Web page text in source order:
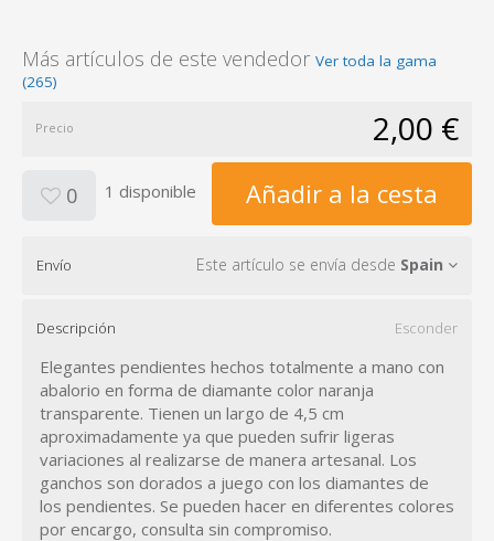
Más artículos de este vendedor Ver toda la gama
(265)
Precio 2,00 €
0 1 disponible Añadir a la cesta
Envío Este artículo se envía desde Spain
Descripción Esconder
Elegantes pendientes hechos totalmente a mano con
abalorio en forma de diamante color naranja
transparente. Tienen un largo de 4,5 cm
aproximadamente ya que pueden sufrir ligeras
variaciones al realizarse de manera artesanal. Los
ganchos son dorados a juego con los diamantes de
los pendientes. Se pueden hacer en diferentes colores
por encargo, consulta sin compromiso.